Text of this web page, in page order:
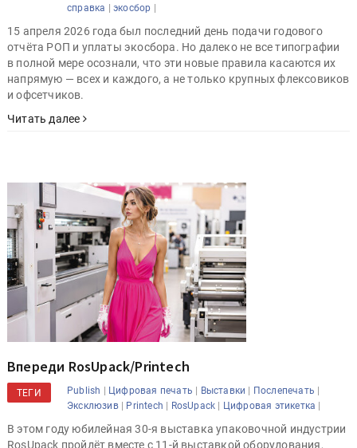
справка |экосбор |
15 апреля 2026 года был последний день подачи годового
отчёта РОП и уплаты экосбора. Но далеко не все типографии
в полной мере осознали, что эти новые правила касаются их
напрямую — всех и каждого, а не только крупных флексовиков
и офсетчиков.
Читать далее
Впереди RosUpack/Printech
ТЕГИ Publish | Цифровая печать | Выставки | Послепечать |
Эксклюзив| Printech | RosUpack | Цифровая этикетка |
В этом году юбилейная 30-я выставка упаковочной индустрии
RosUpack пройдёт вместе с 11-й выставкой оборудования,